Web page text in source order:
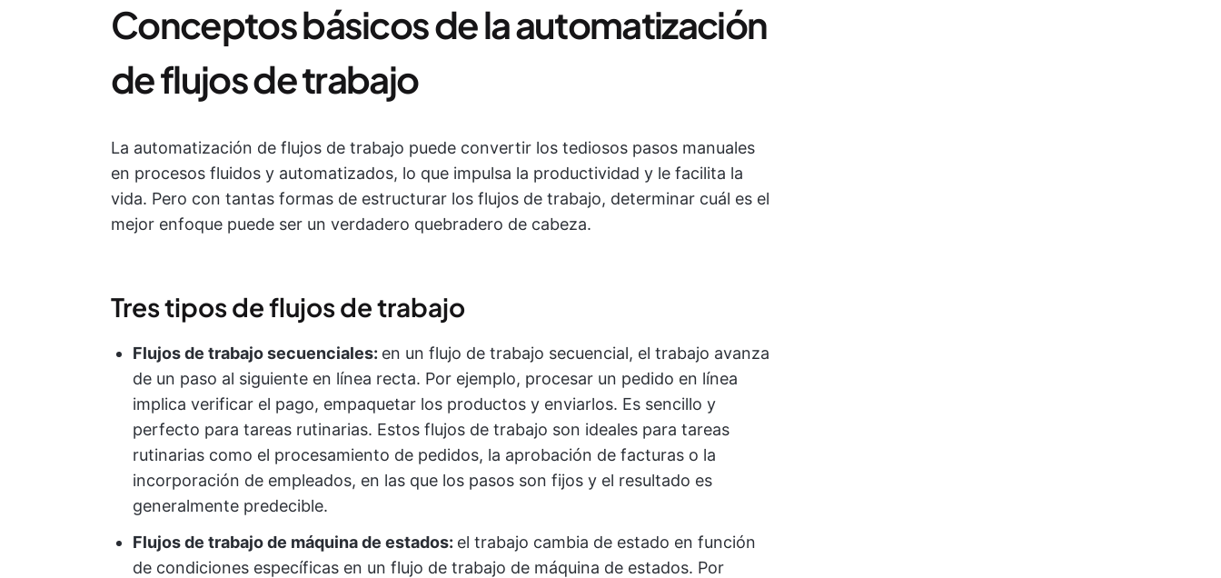
Conceptos básicos de la automatización
de flujos de trabajo
La automatización de flujos de trabajo puede convertir los tediosos pasos manuales
en procesos fluidos y automatizados, lo que impulsa la productividad y le facilita la
vida. Pero con tantas formas de estructurar los flujos de trabajo, determinar cuál es el
mejor enfoque puede ser un verdadero quebradero de cabeza.
Tres tipos de flujos de trabajo
Flujos de trabajo secuenciales: en un flujo de trabajo secuencial, el trabajo avanza
de un paso al siguiente en línea recta. Por ejemplo, procesar un pedido en línea
implica verificar el pago, empaquetar los productos y enviarlos. Es sencillo y
perfecto para tareas rutinarias. Estos flujos de trabajo son ideales para tareas
rutinarias como el procesamiento de pedidos, la aprobación de facturas o la
incorporación de empleados, en las que los pasos son fijos y el resultado es
generalmente predecible.
Flujos de trabajo de máquina de estados: el trabajo cambia de estado en función
de condiciones específicas en un flujo de trabajo de máquina de estados. Por